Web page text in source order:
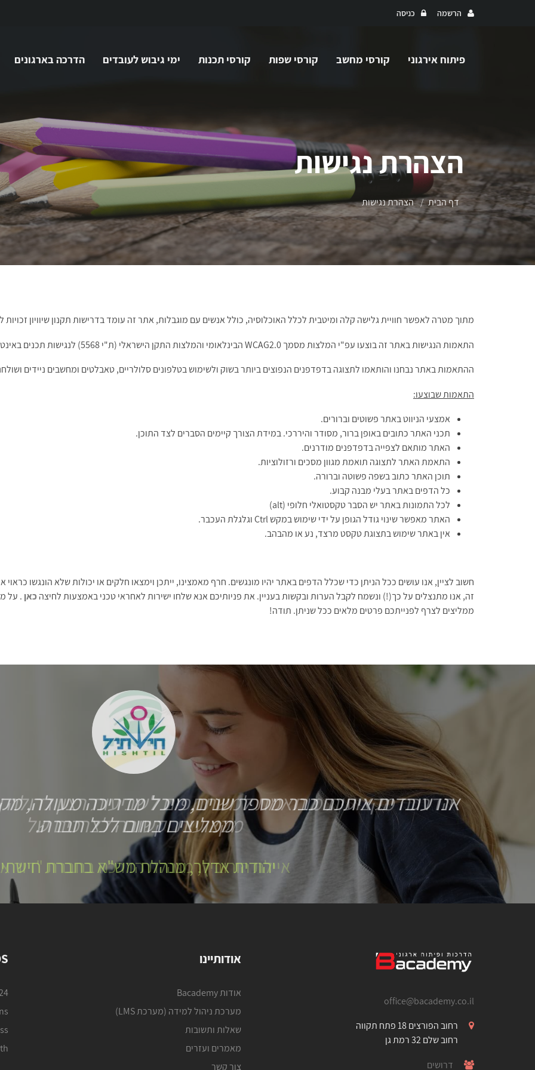
הרשמה כניסה
פיתוח אירגוני קורסי מחשב קורסי שפות קורסי תכנות ימי גיבוש לעובדים הדרכה בארגונים
הצהרת נגישות
דף הבית הצהרת נגישות
מתוך מטרה לאפשר חוויית גלישה קלה ומיטבית לכלל האוכלוסיה, כולל אנשים עם מוגבלות, אתר זה עומד בדרישות תקנון שיוויון
התאמות הנגישות באתר זה בוצעו עפ"י המלצות מסמך WCAG2.0 הבינלאומי והמלצות התקן הישראלי (ת"י 5568) לנגישות תכנים באינטרנט ברמת בסיס AA.
ההתאמות באתר נבחנו והותאמו לתצוגה בדפדפנים הנפוצים ביותר בשוק ולשימוש בטלפונים סלולריים, טאבלטים ומחשבים ניידים
התאמות שבוצעו:
אמצעי הניווט באתר פשוטים וברורים.
תכני האתר כתובים באופן ברור, מסודר והיררכי. במידת הצורך קיימים הסברים לצד התוכן.
האתר מותאם לצפייה בדפדפנים מודרנים.
התאמת האתר לתצוגה תואמת מגוון מסכים ורזולוציות.
תוכן האתר כתוב בשפה פשוטה וברורה.
כל הדפים באתר בעלי מבנה קבוע.
לכל התמונות באתר יש הסבר טקסטואלי חלופי (alt)
האתר מאפשר שינוי גודל הגופן על ידי שימוש במקש Ctrl וגלגלת העכבר.
אין באתר שימוש בתצוגת טקסט מרצד, נע או מהבהב.
חשוב לציין, אנו עושים ככל הניתן כדי שכלל הדפים באתר יהיו מונגשים. חרף מאמצינו, ייתכן וימצאו חלקים או יכולות שלא הונגשו
זה, אנו מתנצלים על כך(!) ונשמח לקבל הערות ובקשות בעניין. את פניותיכם אנא שלחו ישירות לאחראי טכני באמצעות לחיצה כאן . על
ממליצים לצרף לפנייתכם פרטים מלאים ככל שניתן. תודה!
הדרכה מקצועית מותאמת למשתתפים לשביעות רצון
מקצועית וקשובה לצרכים של
איילת הורוביץ, מנהלת הדרכה בחברת "דור
office@bacademy.co.il
רחוב הפורצים 18 פתח תקווה
רחוב שלם 32 רמת גן
דרושים
אודותיינו
אודות Bacademy
מערכת ניהול למידה (מערכת LMS)
שאלות ותשובות
מאמרים ועזרים
צור קשר